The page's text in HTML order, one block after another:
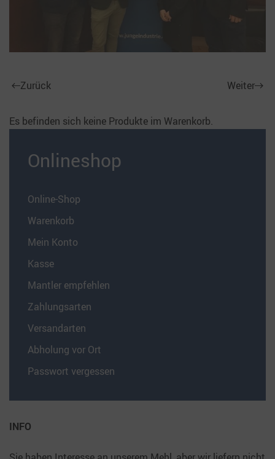
Zurück Weiter
Es befinden sich keine Produkte im Warenkorb.
Onlineshop
Online-Shop
Warenkorb
Mein Konto
Kasse
Mantler empfehlen
Zahlungsarten
Versandarten
Abholung vor Ort
Passwort vergessen
INFO